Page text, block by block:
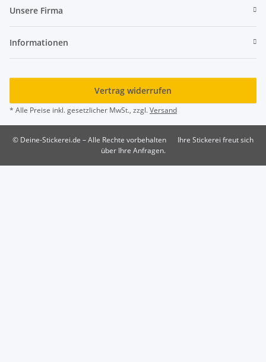
Unsere Firma
Informationen
Vertrag widerrufen
* Alle Preise inkl. gesetzlicher MwSt., zzgl.Versand
© Deine-Stickerei.de – Alle Rechte vorbehalten
Ihre Stickerei freut sich
über Ihre Anfragen.